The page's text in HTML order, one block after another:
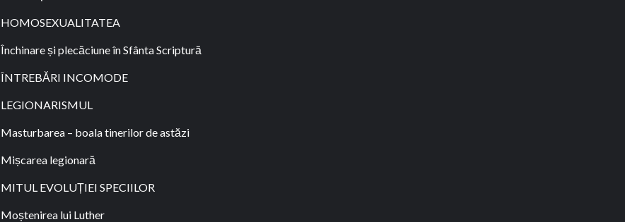
HOMOSEXUALITATEA
Închinare și plecăciune în Sfânta Scriptură
ÎNTREBĂRI INCOMODE
LEGIONARISMUL
Masturbarea – boala tinerilor de astăzi
Mișcarea legionară
MITUL EVOLUȚIEI SPECIILOR
Moștenirea lui Luther